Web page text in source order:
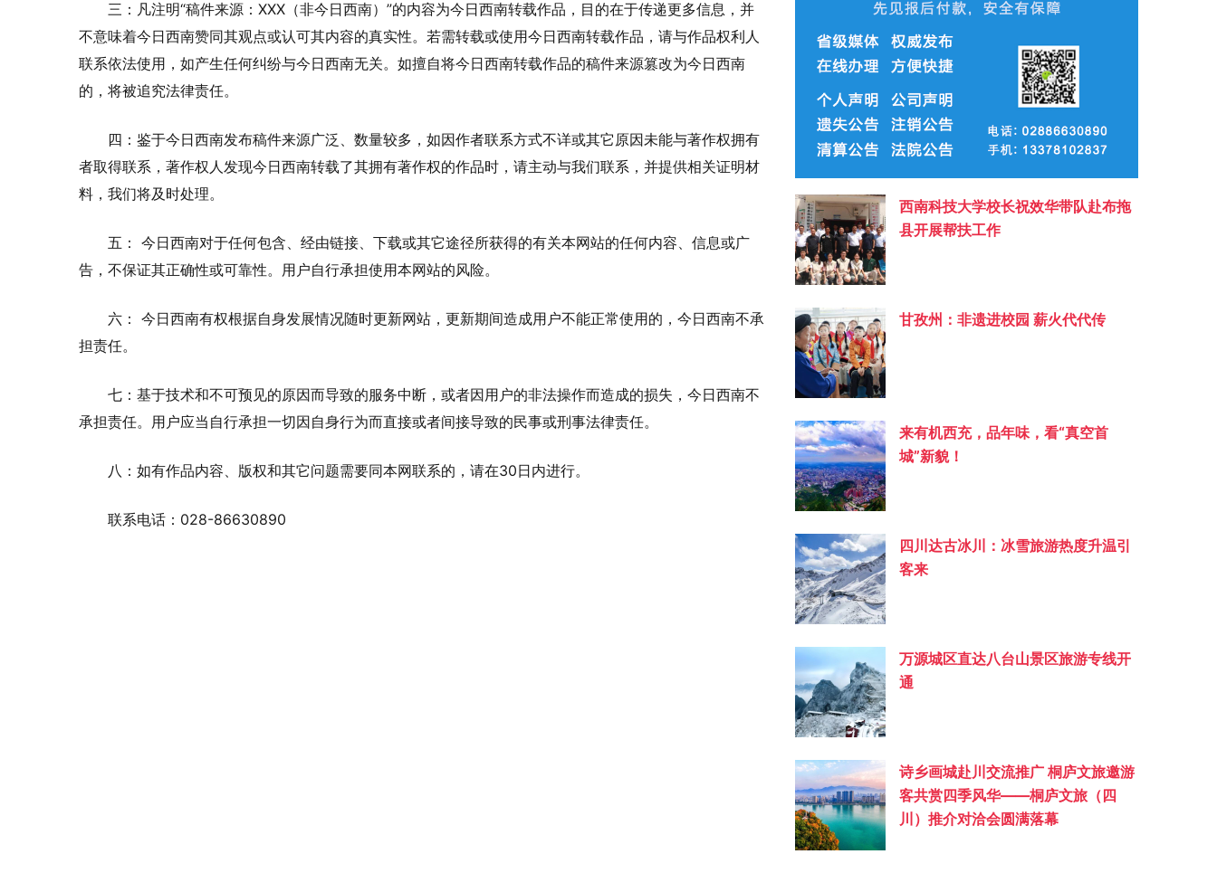
三：凡注明“稿件来源：XXX（非今日西南）”的内容为今日西南转载作品，目的在于传递更多信息，并
不意味着今日西南赞同其观点或认可其内容的真实性。若需转载或使用今日西南转载作品，请与作品权利人
联系依法使用，如产生任何纠纷与今日西南无关。如擅自将今日西南转载作品的稿件来源篡改为今日西南
的，将被追究法律责任。
四：鉴于今日西南发布稿件来源广泛、数量较多，如因作者联系方式不详或其它原因未能与著作权拥有
者取得联系，著作权人发现今日西南转载了其拥有著作权的作品时，请主动与我们联系，并提供相关证明材
料，我们将及时处理。
五： 今日西南对于任何包含、经由链接、下载或其它途径所获得的有关本网站的任何内容、信息或广
告，不保证其正确性或可靠性。用户自行承担使用本网站的风险。
六： 今日西南有权根据自身发展情况随时更新网站，更新期间造成用户不能正常使用的，今日西南不承
担责任。
七：基于技术和不可预见的原因而导致的服务中断，或者因用户的非法操作而造成的损失，今日西南不
承担责任。用户应当自行承担一切因自身行为而直接或者间接导致的民事或刑事法律责任。
八：如有作品内容、版权和其它问题需要同本网联系的，请在30日内进行。
联系电话：028-86630890
西南科技大学校长祝效华带队赴布拖
县开展帮扶工作
甘孜州：非遗进校园 薪火代代传
来有机西充，品年味，看“真空首
城”新貌！
四川达古冰川：冰雪旅游热度升温引
客来
万源城区直达八台山景区旅游专线开
通
诗乡画城赴川交流推广 桐庐文旅邀游
客共赏四季风华——桐庐文旅（四
川）推介对洽会圆满落幕